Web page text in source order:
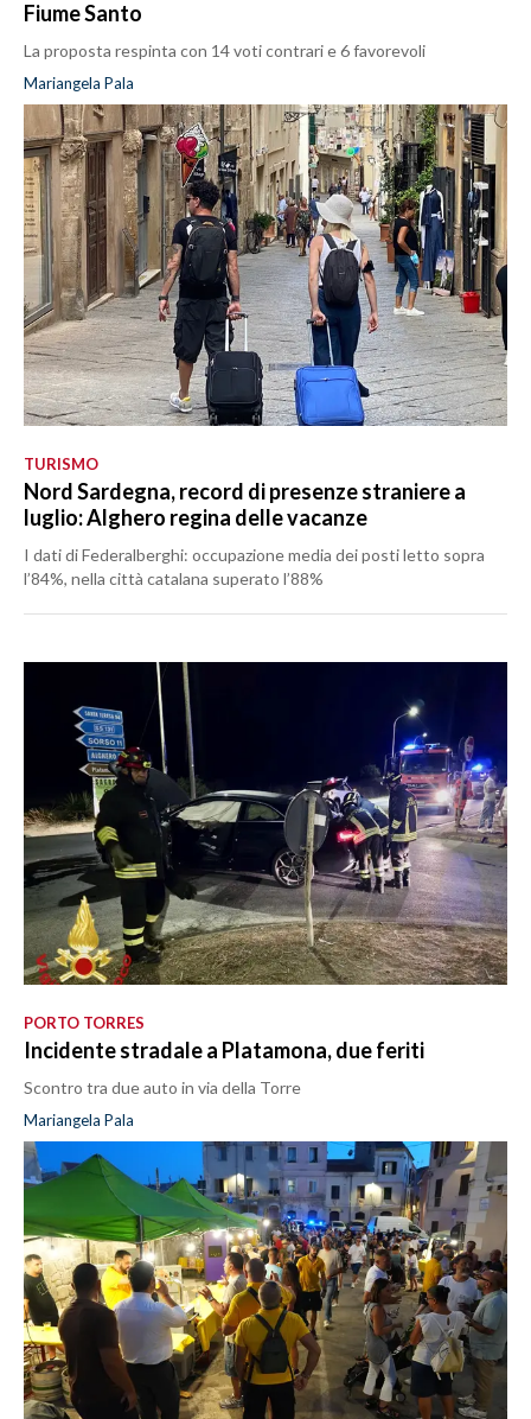
Fiume Santo
La proposta respinta con 14 voti contrari e 6 favorevoli
Mariangela Pala
TURISMO
Nord Sardegna, record di presenze straniere a
luglio: Alghero regina delle vacanze
I dati di Federalberghi: occupazione media dei posti letto sopra
l’84%, nella città catalana superato l’88%
PORTO TORRES
Incidente stradale a Platamona, due feriti
Scontro tra due auto in via della Torre
Mariangela Pala